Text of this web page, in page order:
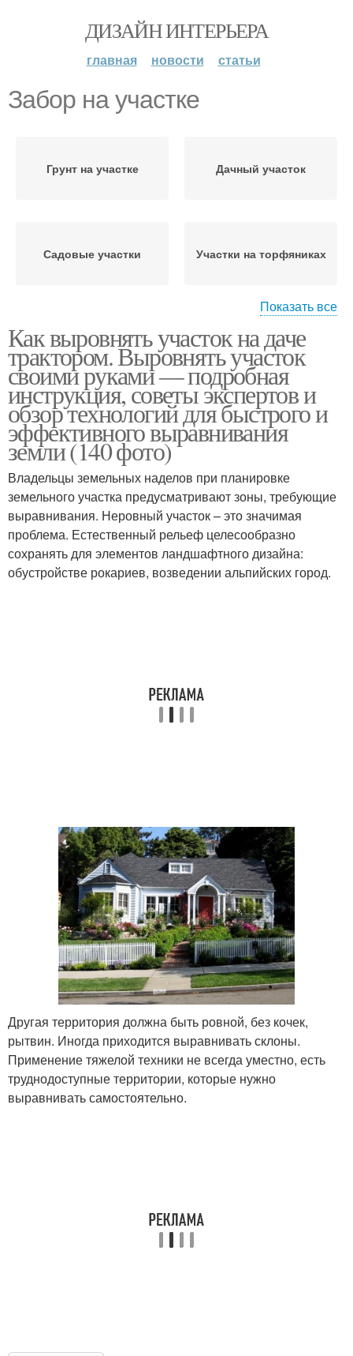
ДИЗАЙН ИНТЕРЬЕРА
главная новости статьи
Забор на участке
Грунт на участке Дачный участок
Садовые участки Участки на торфяниках
Участок по маякам
Показать все
Как выровнять участок на даче
трактором. Выровнять участок
своими руками — подробная
инструкция, советы экспертов и
обзор технологий для быстрого и
эффективного выравнивания
земли (140 фото)
Владельцы земельных наделов при планировке
земельного участка предусматривают зоны, требующие
выравнивания. Неровный участок – это значимая
проблема. Естественный рельеф целесообразно
сохранять для элементов ландшафтного дизайна:
обустройстве рокариев, возведении альпийских город.
Другая территория должна быть ровной, без кочек,
рытвин. Иногда приходится выравнивать склоны.
Применение тяжелой техники не всегда уместно, есть
труднодоступные территории, которые нужно
выравнивать самостоятельно.